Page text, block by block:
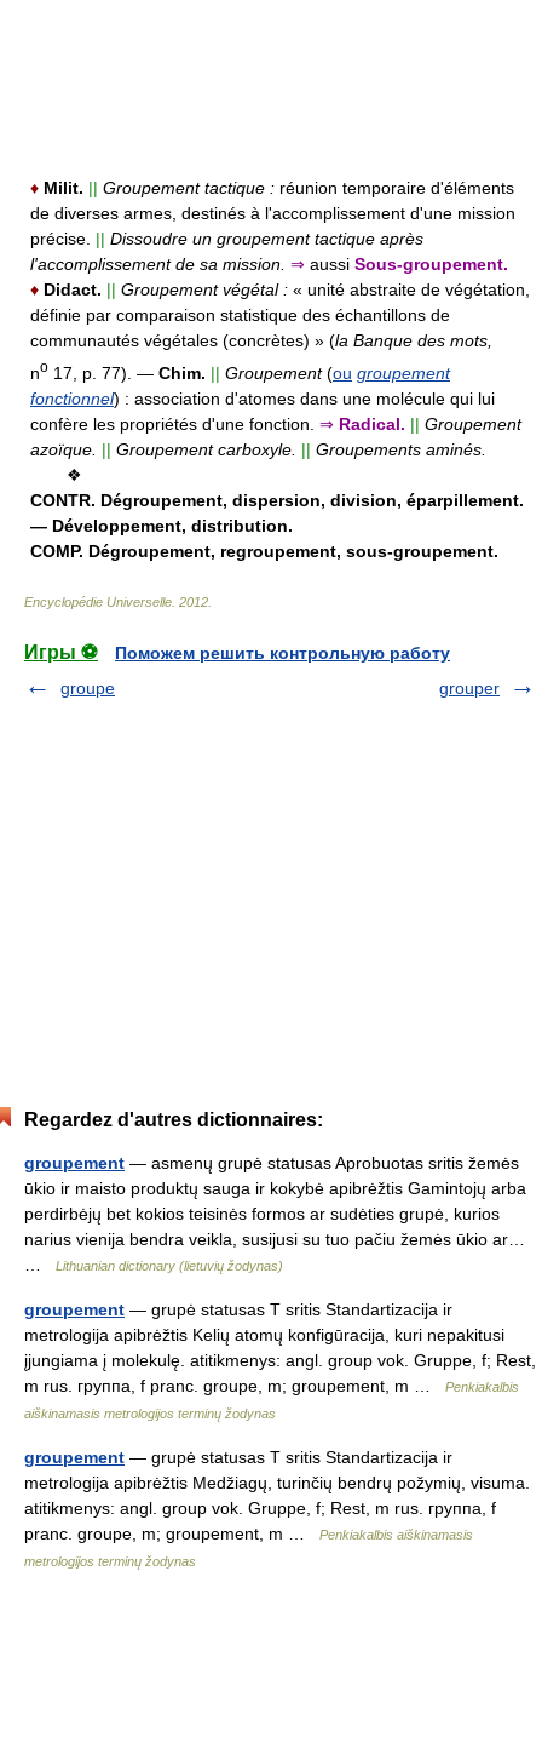
♦ Milit. || Groupement tactique : réunion temporaire d'éléments
de diverses armes, destinés à l'accomplissement d'une mission
précise. || Dissoudre un groupement tactique après
l'accomplissement de sa mission. ⇒ aussi Sous-groupement.
♦ Didact. || Groupement végétal : « unité abstraite de végétation,
définie par comparaison statistique des échantillons de
communautés végétales (concrètes) » (la Banque des mots,
no 17, p. 77). — Chim. || Groupement(ou groupement
fonctionnel) : association d'atomes dans une molécule qui lui
confère les propriétés d'une fonction. ⇒ Radical. || Groupement
azoïque. || Groupement carboxyle. || Groupements aminés.
❖
CONTR. Dégroupement, dispersion, division, éparpillement.
— Développement, distribution.
COMP. Dégroupement, regroupement, sous-groupement.
Encyclopédie Universelle 2012
Игры ⚽
Поможем решить контрольную работу
groupe
grouper
Regardez d'autres dictionnaires:
groupement — asmenų grupė statusas Aprobuotas sritis žemės
ūkio ir maisto produktų sauga ir kokybė apibrėžtis Gamintojų arba
perdirbėjų bet kokios teisinės formos ar sudėties grupė, kurios
narius vienija bendra veikla, susijusi su tuo pačiu žemės ūkio ar…
Lithuanian dictionary (lietuvių žodynas)
groupement — grupė statusas T sritis Standartizacija ir
metrologija apibrėžtis Kelių atomų konfigūracija, kuri nepakitusi
įjungiama į molekulę. atitikmenys: angl. group vok. Gruppe, f; Rest,
m rus. группа, f pranc. groupe, m; groupement, m …
Penkiakalbis
aiškinamasis metrologijos terminų žodynas
groupement — grupė statusas T sritis Standartizacija ir
metrologija apibrėžtis Medžiagų, turinčių bendrų požymių, visuma.
atitikmenys: angl. group vok. Gruppe, f; Rest, m rus. группа, f
pranc. groupe, m; groupement, m …
Penkiakalbis aiškinamasis
metrologijos terminų žodynas